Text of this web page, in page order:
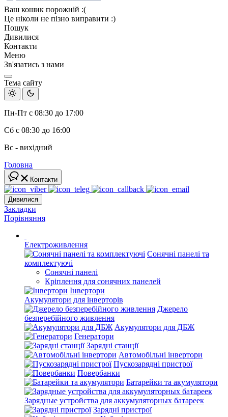
Ваш кошик порожній :(
Це ніколи не пізно виправити :)
Пошук
Дивилися
Контакти
Меню
Зв'язатись з нами
Тема сайту
Пн-Пт с 08:30 до 17:00
Сб с 08:30 до 16:00
Вс - вихідний
Головна
Контакти
Дивилися
Закладки
Порівняння
Електроживлення
Сонячні панелі та
комплектуючі
Сонячні панелі
Кріплення для сонячних панелей
Інвертори
Акумулятори для інверторів
Джерело
безперебійного живлення
Акумулятори для ДБЖ
Генератори
Зарядні станції
Автомобільні інвертори
Пускозарядні пристрої
Повербанки
Батарейки та акумулятори
Зарядные устройства для аккумуляторных батареек
Зарядні пристрої